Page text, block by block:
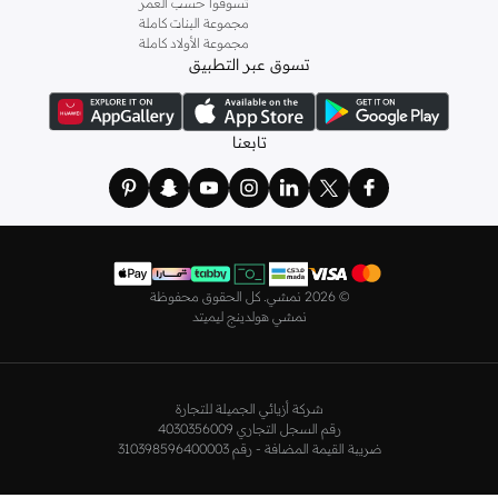
! اختاري من مجموعتنا قطعًا أنثوية مثل
، أو اقتني العبوات الاقتصادية التي تحتوي على كافة القطع الأساسية.
مريحة، بما في ذلك قمصان النوم والبيجامات من علامات
نعومي
وغيرها.
استعدي لأجواء الصيف مع مجموعتنا من ملابس السباحة التي تضم كل ما تحتاجينه،
مستلزمات الشاطئ أو المسبح.
من علامات رائدة مثلتمبرلاندو لاكوست وغانتوجيوردانووغيرها، لتكون دائمًا في أبهى
صورة سواء كنت متوجهاً إلى عملك أو تقضي عطلة نهاية الأسبوع برفقة أصدقائك
ستجد لدينا في مجموعة التيشيرتات والقمصان كل ما تحتاجه مع مجموعة متنوعة من
وفي نزهاتك مع أصدقائك. واطلع على الكنزات والهوديز و
وألوان متعددة لتكون بكامل أناقتك في كافة المناسبات.
مجموعة البنات كاملة
مجموعة الأولاد كاملة
تسوق عبر التطبيق
تابعنا
© 2026 نمشي. كل الحقوق محفوظة
نمشي هولدينج ليميتد
شركة أزيائي الجميلة للتجارة
رقم السجل التجاري 4030356009
ضريبة القيمة المضافة - رقم 310398596400003